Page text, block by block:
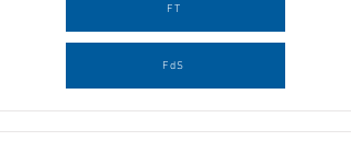
FT
FdS